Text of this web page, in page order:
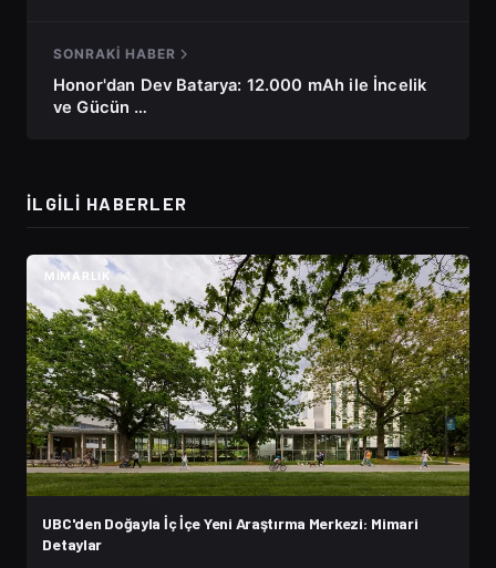
SONRAKI HABER
Honor'dan Dev Batarya: 12.000 mAh ile İncelik
ve Gücün …
İLGILI HABERLER
MIMARLIK
UBC'den Doğayla İç İçe Yeni Araştırma Merkezi: Mimari
Detaylar